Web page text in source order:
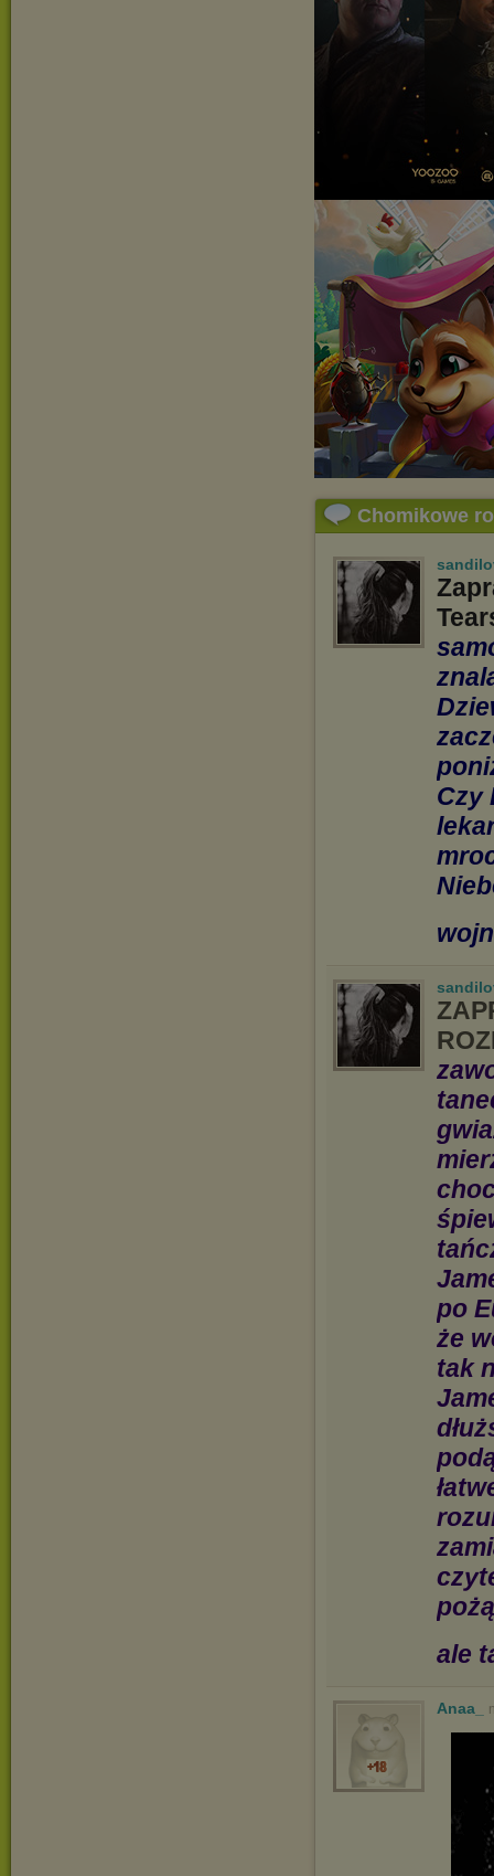
Chomikowe
Czy
po
że
tak
ale
Anaa_